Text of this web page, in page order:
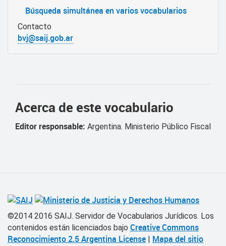
Búsqueda simultánea en varios vocabularios
Contacto
bvj@saij.gob.ar
Acerca de este vocabulario
Editor responsable: Argentina. Ministerio Público Fiscal
©2014 2016 SAIJ. Servidor de Vocabularios Jurídicos. Los
contenidos están licenciados bajo Creative Commons
Reconocimiento 2.5 Argentina License | Mapa del sitio